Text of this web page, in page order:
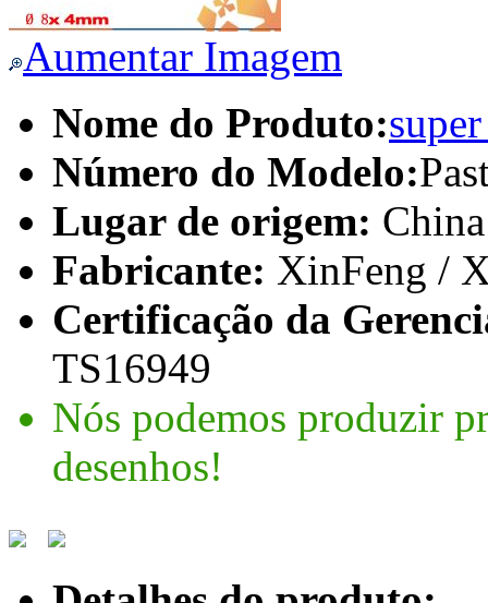
Aumentar Imagem
Nome do Produto:
Número do Modelo:
Lugar de origem: China
Fabricante: XinFeng /
Certificação da
TS16949
Nós podemos produzir
desenhos!